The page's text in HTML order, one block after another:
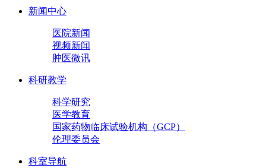
新闻中心
医院新闻
视频新闻
肿医微讯
科研教学
科学研究
医学教育
国家药物临床试验机构（GCP）
伦理委员会
科室导航